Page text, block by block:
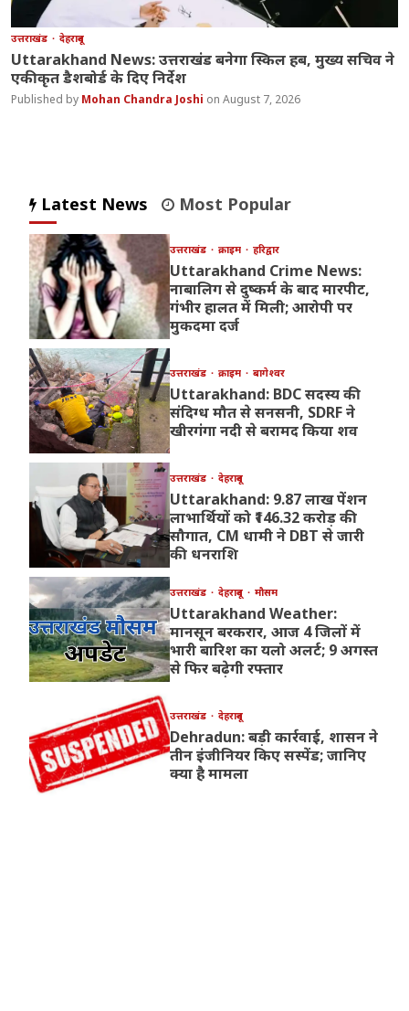
उत्तराखंड देहरादून
Uttarakhand News: उत्तराखंड बनेगा स्किल हब, मुख्य सचिव ने
एकीकृत डैशबोर्ड के दिए निर्देश
Mohan Chandra Joshi August 7, 2026
Latest News Most Popular
उत्तराखंड क्राइम हरिद्वार
Uttarakhand Crime News:
नाबालिग से दुष्कर्म के बाद मारपीट,
गंभीर हालत में मिली; आरोपी पर
मुकदमा दर्ज
उत्तराखंड क्राइम बागेश्वर
Uttarakhand: BDC सदस्य की
संदिग्ध मौत से सनसनी, SDRF ने
खीरगंगा नदी से बरामद किया शव
उत्तराखंड देहरादून
Uttarakhand: 9.87 लाख पेंशन
लाभार्थियों को ₹146.32 करोड़ की
सौगात, CM धामी ने DBT से जारी
की धनराशि
उत्तराखंड देहरादून मौसम
Uttarakhand Weather:
मानसून बरकरार, आज 4 जिलों में
भारी बारिश का यलो अलर्ट; 9 अगस्त
से फिर बढ़ेगी रफ्तार
उत्तराखंड देहरादून
Dehradun: बड़ी कार्रवाई, शासन ने
तीन इंजीनियर किए सस्पेंड; जानिए
क्या है मामला